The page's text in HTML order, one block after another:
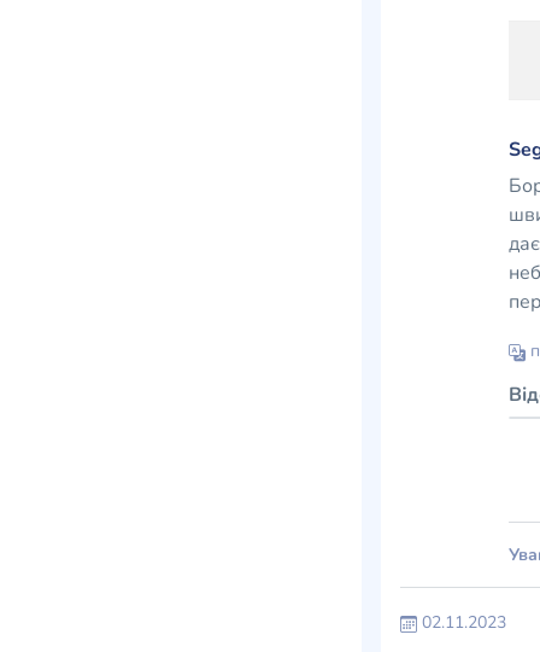
02.11.2023